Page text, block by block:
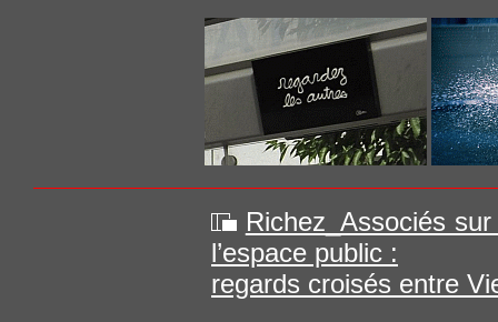
Richez_Associés
l’espace public :
regards croisés entre